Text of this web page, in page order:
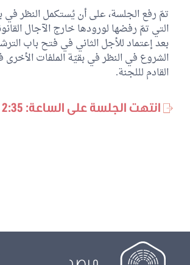
تمّ رفع الجلسة، على أن يُستكمل النظر في
التي تمّ رفضها لورودها خارج الآجال
بعد إعتماد للأجل الثاني في فتح باب
الشروع في النظر في بقيّة الملفات الأخرى
القادم لللجنة.
انتهت الجلسة على الساعة: 12:35